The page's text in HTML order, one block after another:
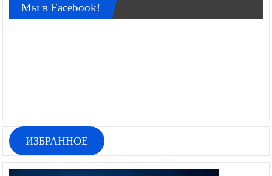
Мы в Facebook!
ИЗБРАННОЕ